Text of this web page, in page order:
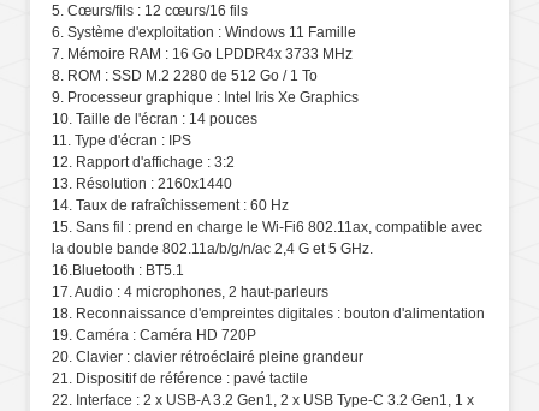
5. Cœurs/fils : 12 cœurs/16 fils
6. Système d'exploitation : Windows 11 Famille
7. Mémoire RAM : 16 Go LPDDR4x 3733 MHz
8. ROM : SSD M.2 2280 de 512 Go / 1 To
9. Processeur graphique : Intel Iris Xe Graphics
10. Taille de l'écran : 14 pouces
11. Type d'écran : IPS
12. Rapport d'affichage : 3:2
13. Résolution : 2160x1440
14. Taux de rafraîchissement : 60 Hz
15. Sans fil : prend en charge le Wi-Fi6 802.11ax, compatible avec
la double bande 802.11a/b/g/n/ac 2,4 G et 5 GHz.
16.Bluetooth : BT5.1
17. Audio : 4 microphones, 2 haut-parleurs
18. Reconnaissance d'empreintes digitales : bouton d'alimentation
19. Caméra : Caméra HD 720P
20. Clavier : clavier rétroéclairé pleine grandeur
21. Dispositif de référence : pavé tactile
22. Interface : 2 x USB-A 3.2 Gen1, 2 x USB Type-C 3.2 Gen1, 1 x